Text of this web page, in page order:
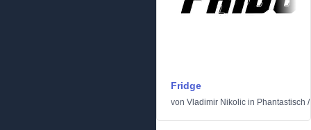
Fridge
von Vladimir Nikolic in Phantastisch /